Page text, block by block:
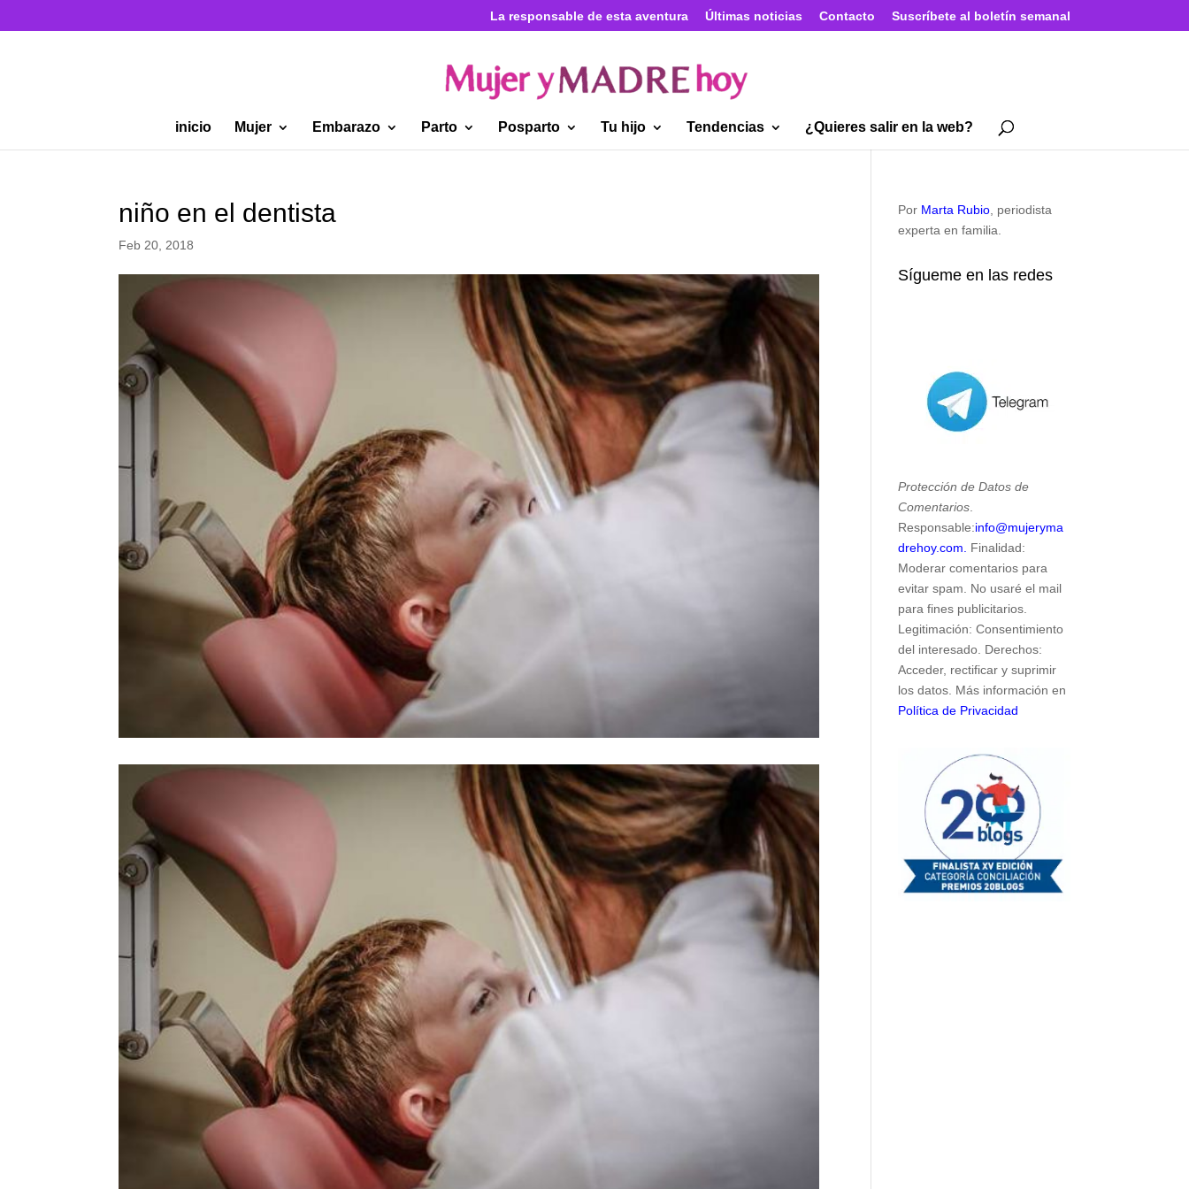
La responsable de esta aventura Últimas noticias Contacto Suscríbete al boletín semanal
inicio Mujer Embarazo Parto Posparto Tu hijo Tendencias ¿Quieres salir en la web?
niño en el dentista
Feb 20, 2018
Por Marta Rubio , periodista
experta en familia.
Sígueme en las redes
Protección de Datos de
Comentarios
Responsable:info@mujeryma
drehoy.com.
Finalidad:
Moderar comentarios para
evitar spam. No usaré el mail
para fines publicitarios.
Legitimación: Consentimiento
del interesado. Derechos:
Acceder, rectificar y suprimir
los datos. Más información en
Política de Privacidad